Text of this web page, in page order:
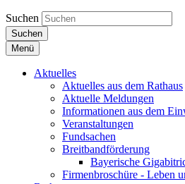
Suchen
Suchen
Menü
Aktuelles
Aktuelles aus dem Rathaus
Aktuelle Meldungen
Informationen aus dem
Veranstaltungen
Fundsachen
Breitbandförderung
Bayerische
Firmenbroschüre - Leben